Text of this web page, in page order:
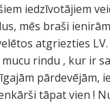
iedzīvotājiem
mēs braši
atgriezties
rindu , kur ir
pārdevējām,
tāpat vien !